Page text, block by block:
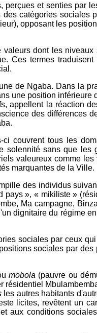
et senties par
catégories sociales
opposant les
dont les
Ces termes
de Ngaba. Dans la
une position inférieure
appellent la réaction
des différences
couvrent tous les
sans que les
valeureux comme
marquantes de la Ville.
des individus
», « mikiliste »
Ma campagne,
dignitaire du régime
sociales par ceux
sociales par des
mobola (pauvre ou
les autres habitants
licites, revêtent un
aux conditions